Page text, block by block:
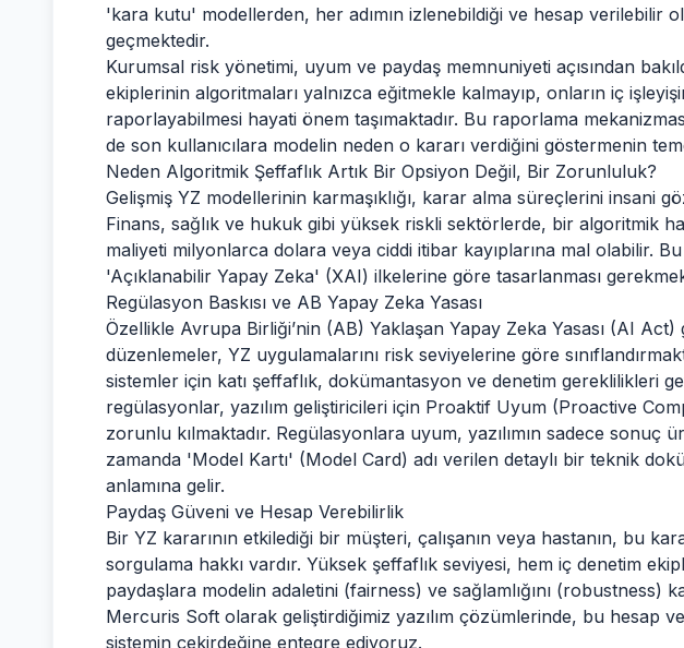
'kara kutu' modellerden, her adımın izlenebildiği ve hesap verilebilir
geçmektedir.
Kurumsal risk yönetimi, uyum ve paydaş memnuniyeti açısından
ekiplerinin algoritmaları yalnızca eğitmekle kalmayıp, onların iç
raporlayabilmesi hayati önem taşımaktadır. Bu raporlama
de son kullanıcılara modelin neden o kararı verdiğini göstermenin
Neden Algoritmik Şeffaflık Artık Bir Opsiyon Değil, Bir Zorunluluk?
Gelişmiş YZ modellerinin karmaşıklığı, karar alma süreçlerini insani
Finans, sağlık ve hukuk gibi yüksek riskli sektörlerde, bir algoritmik
maliyeti milyonlarca dolara veya ciddi itibar kayıplarına mal olabilir.
'Açıklanabilir Yapay Zeka' (XAI) ilkelerine göre tasarlanması
Regülasyon Baskısı ve AB Yapay Zeka Yasası
Özellikle Avrupa Birliği’nin (AB) Yaklaşan Yapay Zeka Yasası (AI Act)
düzenlemeler, YZ uygulamalarını risk seviyelerine göre
sistemler için katı şeffaflık, dokümantasyon ve denetim gereklilikleri
regülasyonlar, yazılım geliştiricileri için Proaktif Uyum (Proactive
zorunlu kılmaktadır. Regülasyonlara uyum, yazılımın sadece sonuç
zamanda 'Model Kartı' (Model Card) adı verilen detaylı bir teknik
anlamına gelir.
Paydaş Güveni ve Hesap Verebilirlik
Bir YZ kararının etkilediği bir müşteri, çalışanın veya hastanın, bu
sorgulama hakkı vardır. Yüksek şeffaflık seviyesi, hem iç denetim
paydaşlara modelin adaletini (fairness) ve sağlamlığını (robustness)
Mercuris Soft olarak geliştirdiğimiz yazılım çözümlerinde, bu hesap
sistemin çekirdeğine entegre ediyoruz.